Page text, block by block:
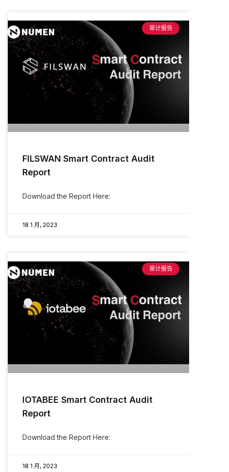
审计报告
FILSWAN Smart Contract Audit
Report
Download the Report Here:
18 1 月, 2023
审计报告
IOTABEE Smart Contract Audit
Report
Download the Report Here:
18 1 月, 2023